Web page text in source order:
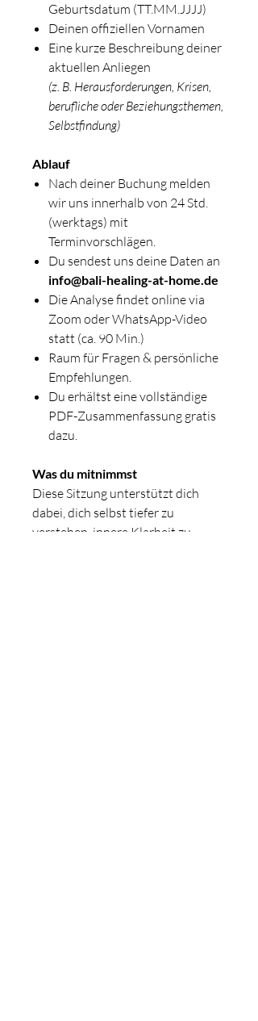
Geburtsdatum (TT.MM.JJJJ)
Deinen offiziellen Vornamen
Eine kurze Beschreibung deiner
aktuellen Anliegen
(z. B. Herausforderungen, Krisen,
berufliche oder Beziehungsthemen,
Selbstfindung)
Ablauf
Nach deiner Buchung melden
wir uns innerhalb von 24 Std.
(werktags) mit
Terminvorschlägen.
Du sendest uns deine Daten an
info@bali-healing-at-home.de
Die Analyse findet online via
Zoom oder WhatsApp-Video
statt (ca. 90 Min.)
Raum für Fragen & persönliche
Empfehlungen.
Du erhältst eine vollständige
PDF-Zusammenfassung gratis
dazu.
Was du mitnimmst
Diese Sitzung unterstützt dich
dabei, dich selbst tiefer zu
verstehen, innere Klarheit zu